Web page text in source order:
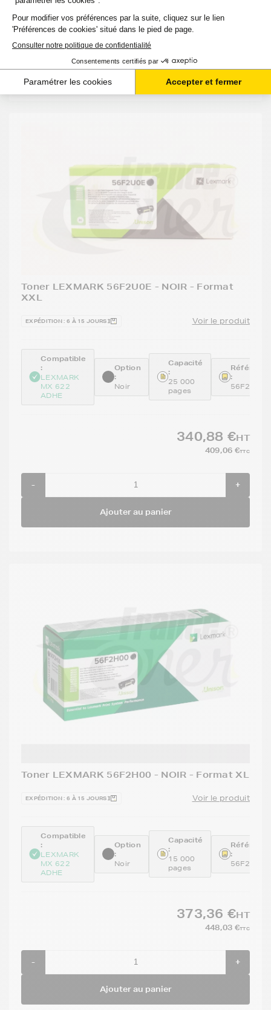
-
Ajouter au panier
Toner LEXMARK 56F2U0E - NOIR - Format
XXL
EXPÉDITION : 6 À 15 JOURS Voir le produit
Compatible
:
LEXMARK
MX 622
ADHE
Option
:
Noir
Capacité
:
25 000
pages
:
56F2U0E
340,88 €HT
409,06 €TTC
- +
Ajouter au panier
Toner LEXMARK 56F2H00 - NOIR - Format XL
EXPÉDITION : 6 À 15 JOURS Voir le produit
Compatible
:
LEXMARK
MX 622
ADHE
Option
:
Noir
Capacité
:
15 000
pages
:
56F2H00
373,36 €HT
448,03 €TTC
- +
Ajouter au panier